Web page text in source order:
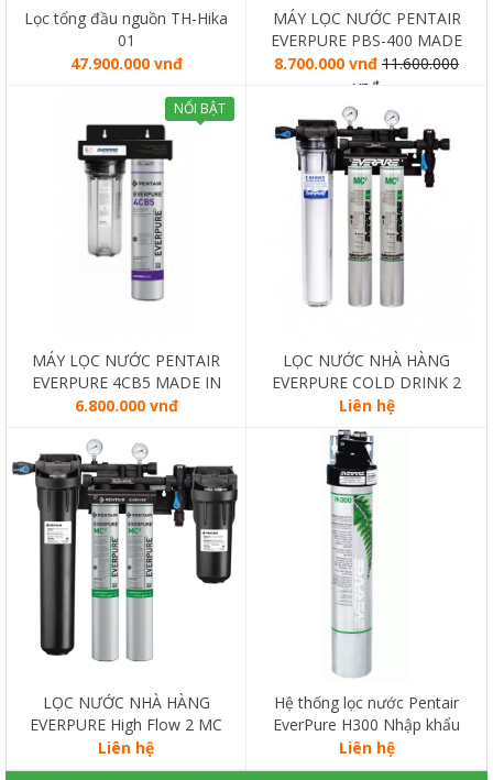
Lọc tổng đầu nguồn TH-Hika
01
47.900.000 vnđ
MÁY LỌC NƯỚC PENTAIR
EVERPURE PBS-400 MADE
IN USA
8.700.000 vnđ 11.600.000
vnđ
NỔI BẬT
MÁY LỌC NƯỚC PENTAIR
EVERPURE 4CB5 MADE IN
USA + LỌC THÔ QL1 + LÕI
TỬ CLARIFY – MADE IN
CANADA
6.800.000 vnđ
LỌC NƯỚC NHÀ HÀNG
EVERPURE COLD DRINK 2
MC BẢO HÀNH 10 NĂM - CS
12,7lít/giờ
Liên hệ
LỌC NƯỚC NHÀ HÀNG
EVERPURE High Flow 2 MC
BẢO HÀNH 10 NĂM - CS
12,7lít/giờ
Liên hệ
Hệ thống lọc nước Pentair
EverPure H300 Nhập khẩu
Mỹ. Bảo Hành 10 năm
Liên hệ